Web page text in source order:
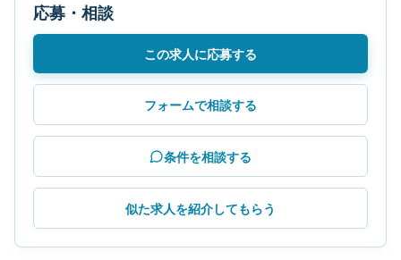
応募・相談
この求人に応募する
フォームで相談する
条件を相談する
似た求人を紹介してもらう